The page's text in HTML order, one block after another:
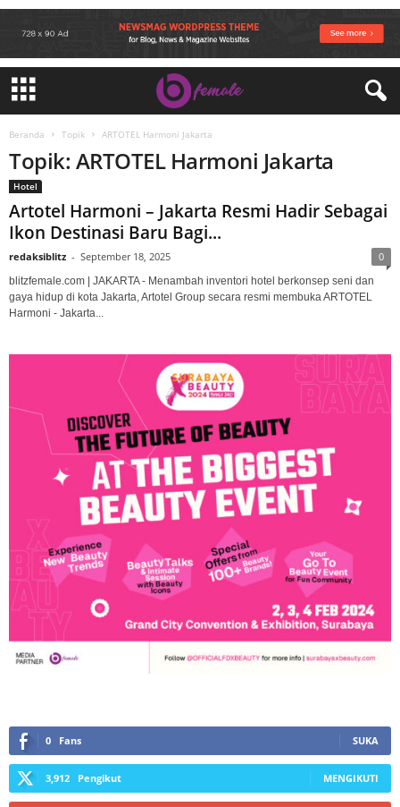
Beranda Topik ARTOTEL Harmoni Jakarta
Topik: ARTOTEL Harmoni Jakarta
Hotel
Artotel Harmoni – Jakarta Resmi Hadir Sebagai
Ikon Destinasi Baru Bagi...
redaksiblitz - September 18, 2025 0
blitzfemale.com | JAKARTA - Menambah inventori hotel berkonsep seni dan
gaya hidup di kota Jakarta, Artotel Group secara resmi membuka ARTOTEL
Harmoni - Jakarta...
0 Fans SUKA
3,912 Pengikut MENGIKUTI